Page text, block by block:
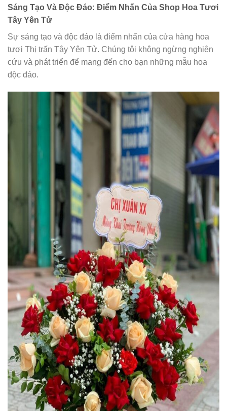
Sáng Tạo Và Độc Đáo: Điểm Nhấn Của Shop Hoa Tươi
Tây Yên Tử
Sự sáng tạo và độc đáo là điểm nhấn của cửa hàng hoa
tươi Thị trấn Tây Yên Tử. Chúng tôi không ngừng nghiên
cứu và phát triển để mang đến cho bạn những mẫu hoa
độc đáo.